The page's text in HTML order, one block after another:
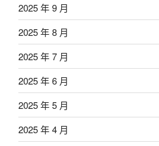
2025 年 9 月
2025 年 8 月
2025 年 7 月
2025 年 6 月
2025 年 5 月
2025 年 4 月